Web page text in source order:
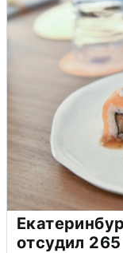
отсудил